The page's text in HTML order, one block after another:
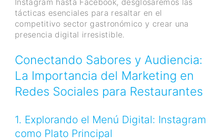
Instagram hasta Facebook, desglosaremos las
tácticas esenciales para resaltar en el
competitivo sector gastronómico y crear una
presencia digital irresistible.
Conectando Sabores y Audiencia:
La Importancia del Marketing en
Redes Sociales para Restaurantes
1. Explorando el Menú Digital: Instagram
como Plato Principal